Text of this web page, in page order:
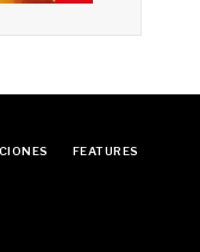
FEATURES